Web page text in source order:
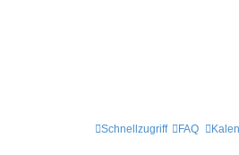
Schnellzugriff FAQ